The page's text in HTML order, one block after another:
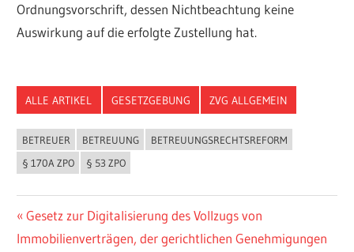
Ordnungsvorschrift, dessen Nichtbeachtung keine
Auswirkung auf die erfolgte Zustellung hat.
ALLE ARTIKEL GESETZGEBUNG ZVG ALLGEMEIN
BETREUER BETREUUNG
BETREUUNGSRECHTSREFORM
§ 170A ZPO
§ 53 ZPO
Beitragsnavigation
Vorheriger
Beitrag:
Gesetz zur Digitalisierung des Vollzugs von
Immobilienverträgen, der gerichtlichen Genehmigungen